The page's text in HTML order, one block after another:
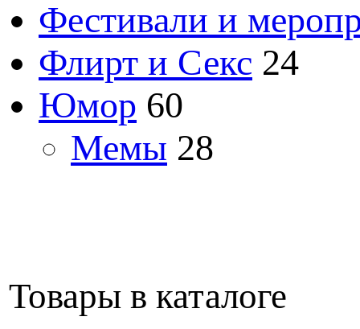
Фестивали и
Флирт и Секс 24
Юмор 60
Мемы 28
Товары в каталоге